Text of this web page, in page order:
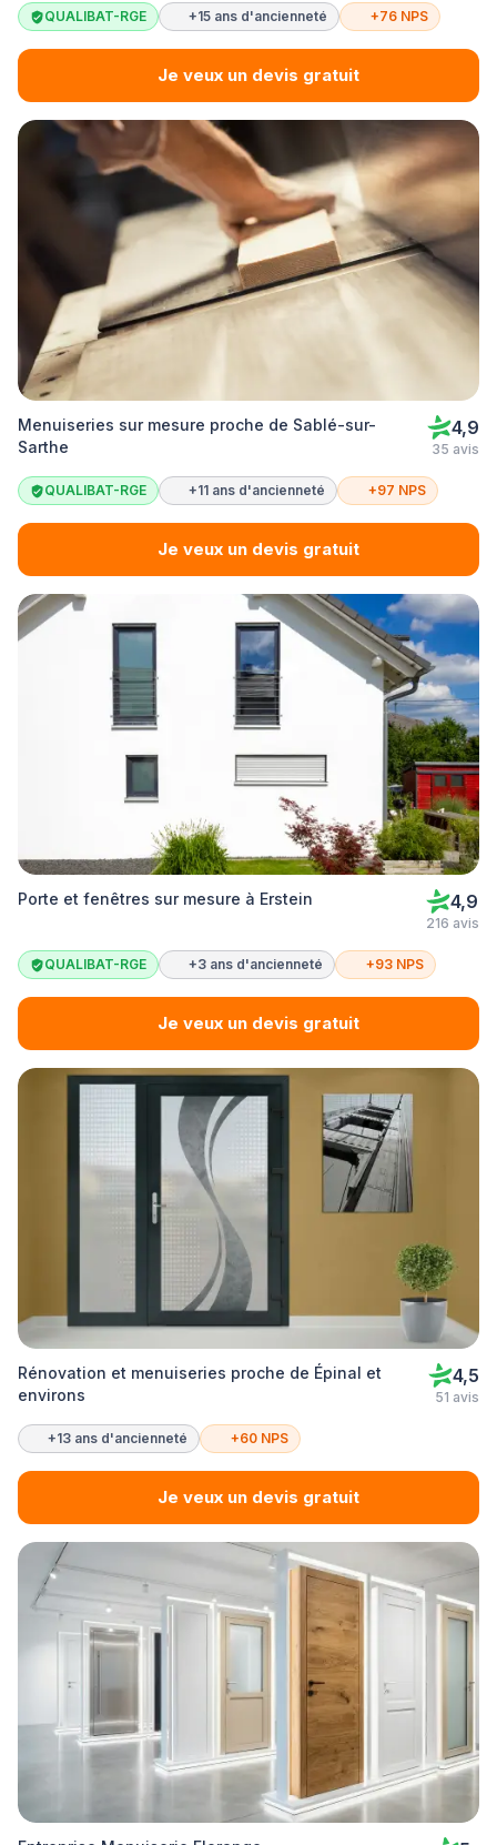
QUALIBAT-RGE +15 ans d'ancienneté +76 NPS
Je veux un devis gratuit
Menuiseries sur mesure proche de Sablé-sur-
Sarthe
4,9
35 avis
QUALIBAT-RGE +11 ans d'ancienneté +97 NPS
Je veux un devis gratuit
Porte et fenêtres sur mesure à Erstein 4,9
216 avis
QUALIBAT-RGE +3 ans d'ancienneté +93 NPS
Je veux un devis gratuit
Rénovation et menuiseries proche de Épinal et
environs
4,5
51 avis
+13 ans d'ancienneté +60 NPS
Je veux un devis gratuit